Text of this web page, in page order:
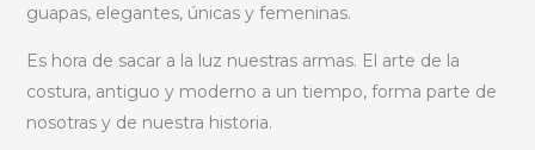
guapas, elegantes, únicas y femeninas.
Es hora de sacar a la luz nuestras armas. El arte de la
costura, antiguo y moderno a un tiempo, forma parte de
nosotras y de nuestra historia.